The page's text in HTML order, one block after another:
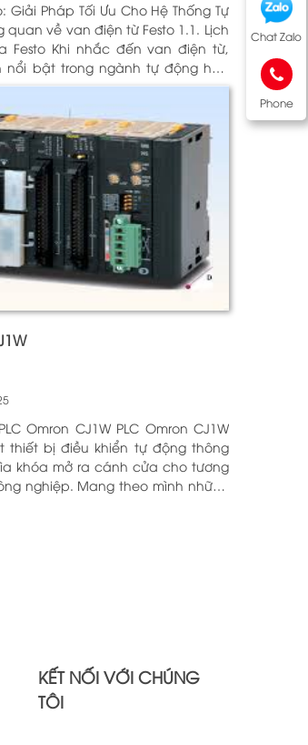
Chat Zalo
Phone
Giải Pháp Tối Ưu Cho Hệ Thống Tự
van điện từ,
nổi bật trong ngành tự động hóa
thành lập vào năm 1925 tại
qua hơn
CJ1W PLC Omron CJ1W
thiết bị điều khiển tự động thông
khóa mở ra cánh cửa cho tương
nghiệp. Mang theo mình những
KẾT NỐI VỚI CHÚNG
TÔI